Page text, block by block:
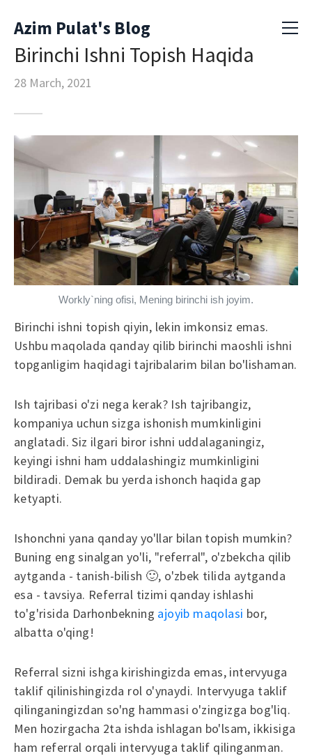
Azim Pulat's Blog
Birinchi Ishni Topish Haqida
28 March, 2021
Workly`ning ofisi, Mening birinchi ish joyim.
Birinchi ishni topish qiyin, lekin imkonsiz emas.
Ushbu maqolada qanday qilib birinchi maoshli ishni
topganligim haqidagi tajribalarim bilan bo'lishaman.
Ish tajribasi o'zi nega kerak? Ish tajribangiz,
kompaniya uchun sizga ishonish mumkinligini
anglatadi. Siz ilgari biror ishni uddalaganingiz,
keyingi ishni ham uddalashingiz mumkinligini
bildiradi. Demak bu yerda ishonch haqida gap
ketyapti.
Ishonchni yana qanday yo'llar bilan topish mumkin?
Buning eng sinalgan yo'li, "referral", o'zbekcha qilib
aytganda - tanish-bilish 🙂, o'zbek tilida aytganda
esa - tavsiya. Referral tizimi qanday ishlashi
to'g'risida Darhonbekning ajoyib maqolasi bor,
albatta o'qing!
Referral sizni ishga kirishingizda emas, intervyuga
taklif qilinishingizda rol o'ynaydi. Intervyuga taklif
qilinganingizdan so'ng hammasi o'zingizga bog'liq.
Men hozirgacha 2ta ishda ishlagan bo'lsam, ikkisiga
ham referral orqali intervyuga taklif qilinganman.